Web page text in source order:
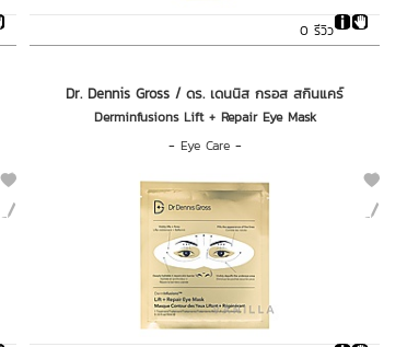
0 รีวิว
Dr. Dennis Gross / ดร. เดนนิส กรอส สกินแคร์
Derminfusions Lift + Repair Eye Mask
- Eye Care-